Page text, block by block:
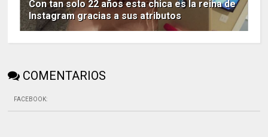
Con tan solo 22 años esta chica es la reina de
Instagram gracias a sus atributos
COMENTARIOS
FACEBOOK: